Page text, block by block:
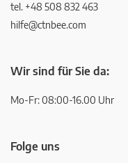
tel. +48 508 832 463
hilfe@ctnbee.com
Wir sind für Sie da:
Mo-Fr: 08:00-16.00 Uhr
Folge uns